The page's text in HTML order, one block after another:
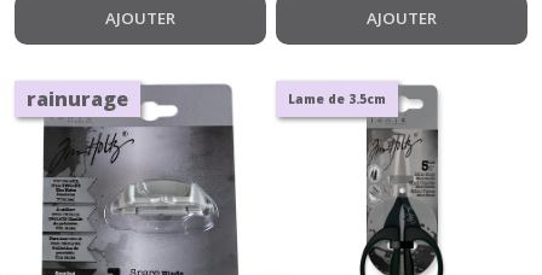
AJOUTER AJOUTER
rainurage Lame de 3.5cm